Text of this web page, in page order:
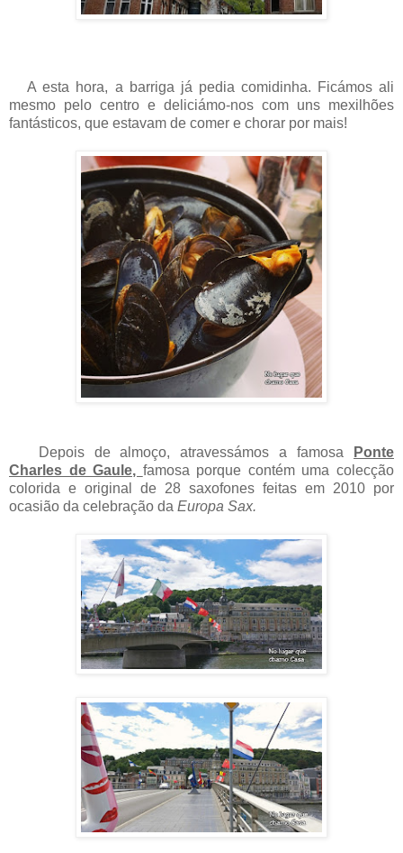
A esta hora, a barriga já pedia comidinha. Ficámos ali
mesmo pelo centro e deliciámo-nos com uns mexilhões
fantásticos, que estavam de comer e chorar por mais!
Depois de almoço, atravessámos a famosa
Ponte
Charles de Gaule, famosa porque contém uma colecção
colorida e original de 28 saxofones feitas em 2010 por
ocasião da celebração da Europa Sax.